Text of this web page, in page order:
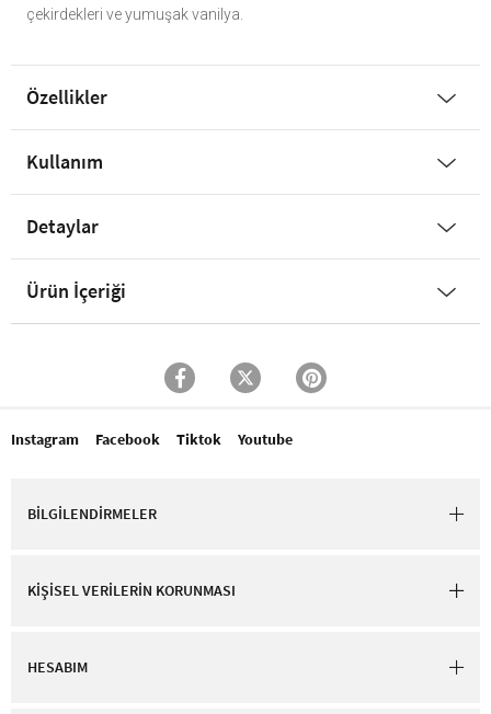
çekirdekleri ve yumuşak vanilya.
Özellikler
Kullanım
Detaylar
Ürün İçeriği
Instagram Facebook Tiktok Youtube
BİLGİLENDİRMELER
KİŞİSEL VERİLERİN KORUNMASI
HESABIM